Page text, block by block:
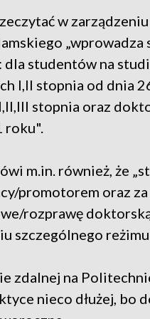
w
„wprowadza
studentów na
I,II stopnia od dnia
stopnia oraz
roku".
m.in. również, że
promotorem oraz
rozprawę
szczególnego
zdalnej na
nieco dłużej, bo